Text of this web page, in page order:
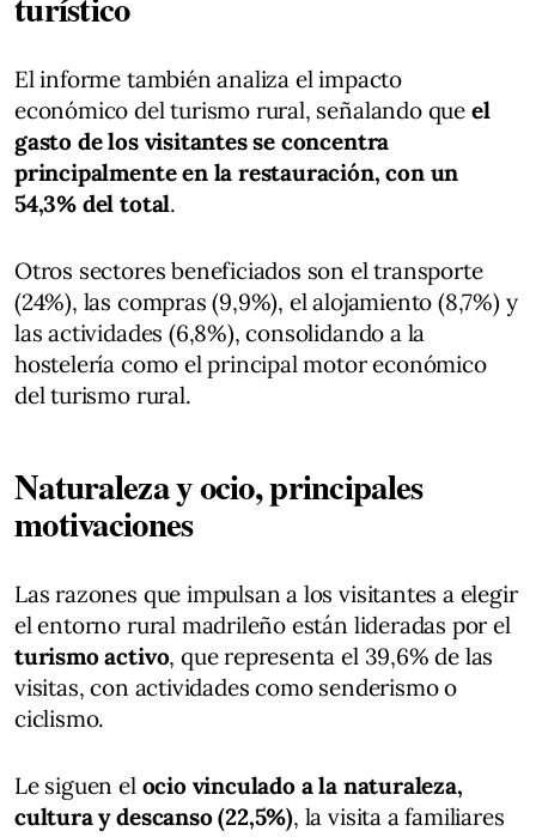
El informe también analiza el impacto
económico del turismo rural, señalando que el
gasto de los visitantes se concentra
principalmente en la restauración, con un
54,3% del total.
Otros sectores beneficiados son el transporte
(24%), las compras (9,9%), el alojamiento (8,7%) y
las actividades (6,8%), consolidando a la
hostelería como el principal motor económico
del turismo rural.
Naturaleza y ocio, principales
motivaciones
Las razones que impulsan a los visitantes a elegir
el entorno rural madrileño están lideradas por el
turismo activo, que representa el 39,6% de las
visitas, con actividades como senderismo o
ciclismo.
Le siguen el ocio vinculado a la naturaleza,
cultura y descanso (22,5%), la visita a familiares